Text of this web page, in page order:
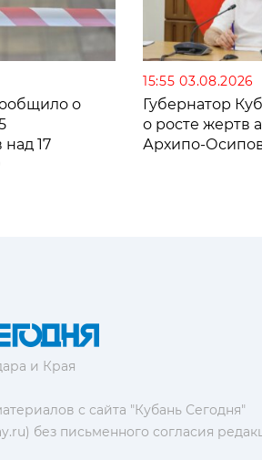
о
17
15:55 03.08.2026
Губернатор
о росте жертв
Архипо-
и Края
с сайта "Кубань Сегодня"
без письменного согласия